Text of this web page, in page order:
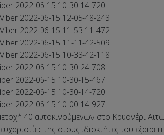
40 αυτοκινούμενων στο Κρυονέρι
ευχαριστίες της στους ιδιοκτήτες του